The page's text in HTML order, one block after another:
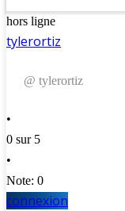
hors ligne
tylerortiz
@ tylerortiz
•
0 sur 5
•
Note: 0
connexion